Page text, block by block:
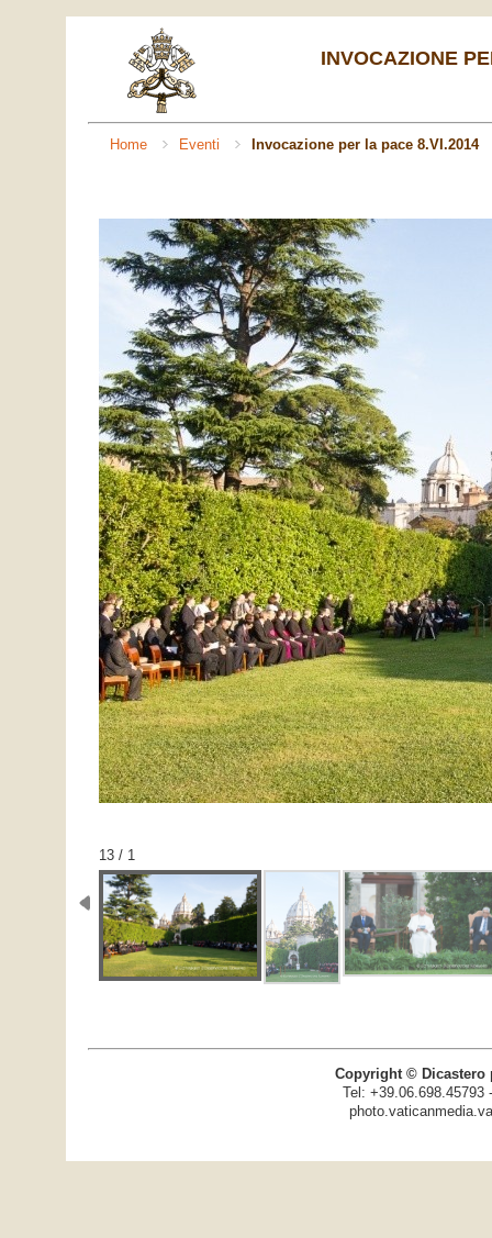
INVOCAZIONE
Home Eventi Invocazione per la pace 8.VI.2014
1 / 13
Copyright © Dicastero
Tel: +39.06.698.45793